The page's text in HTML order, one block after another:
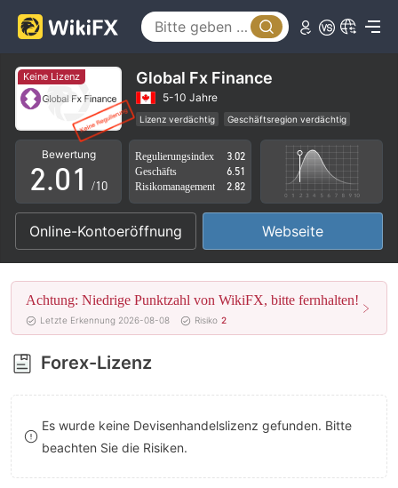
Keine Lizenz Global Fx Finance
5-10 Jahre
Lizenz verdächtig
Geschäftsregion verdächtig
Hohes potenzielles Risiko
Bewertung
0
1
2
3
4
5
6
7
8
9
.0
1
2
3
4
5
6
7
8
0
1
2
3
4
5
6
7
8
9
/10
Regulierungsindex
3.02
Geschäfts
6.51
Risikomanagement
2.82
Online-Kontoeröffnung Webseite
Achtung: Niedrige Punktzahl von WikiFX, bitte fernhalten!
Letzte Erkennung 2026-08-08 Risiko 2
Forex-Lizenz
Es wurde keine Devisenhandelslizenz gefunden. Bitte
beachten Sie die Risiken.